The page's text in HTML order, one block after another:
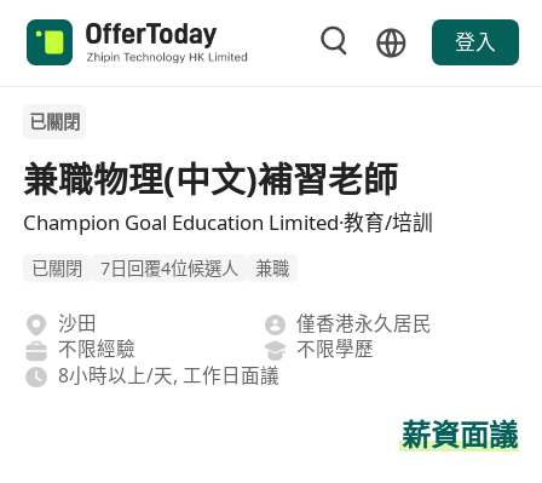
登入
已關閉
兼職物理(中文)補習老師
Champion Goal Education Limited·教育/培訓
已關閉 7日回覆4位候選人 兼職
沙田
僅香港永久居民
不限經驗
不限學歷
8小時以上/天, 工作日面議
薪資面議